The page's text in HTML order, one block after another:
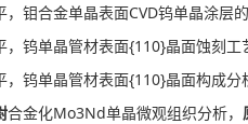
钼合金单晶表面CVD钨单晶涂层
钨单晶管材表面{110}晶面蚀刻工
钨单晶管材表面{110}晶面构成分
合金化Mo3Nd单晶微观组织分析，